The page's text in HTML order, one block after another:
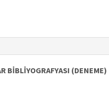
BİBLİYOGRAFYASI (DENEME)